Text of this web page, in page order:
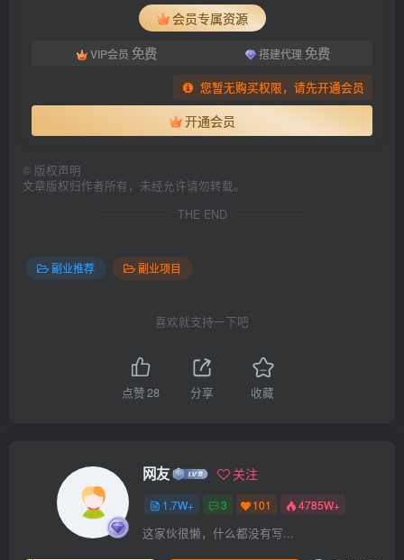
会员专属资源
VIP会员 免费 搭建代理 免费
您暂无购买权限，请先开通会员
开通会员
© 版权声明
文章版权归作者所有，未经允许请勿转载。
THE END
副业推荐 副业项目
喜欢就支持一下吧
点赞28 分享 收藏
网友 关注
1.7W+ 3 101 4785W+
这家伙很懒，什么都没有写...